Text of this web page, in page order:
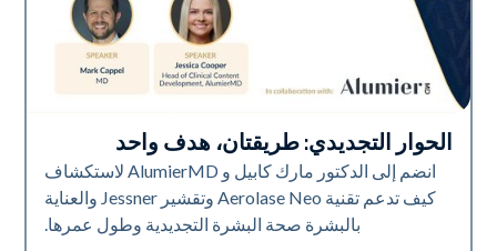
Neo Elite
الحوار التجديدي: طريقتان، هدف واحد
انضم إلى الدكتور مارك كابيل و AlumierMD لاستكشاف
كيف تدعم تقنية Aerolase Neo وتقشير Jessner والعناية
بالبشرة صحة البشرة التجديدية وطول عمرها.